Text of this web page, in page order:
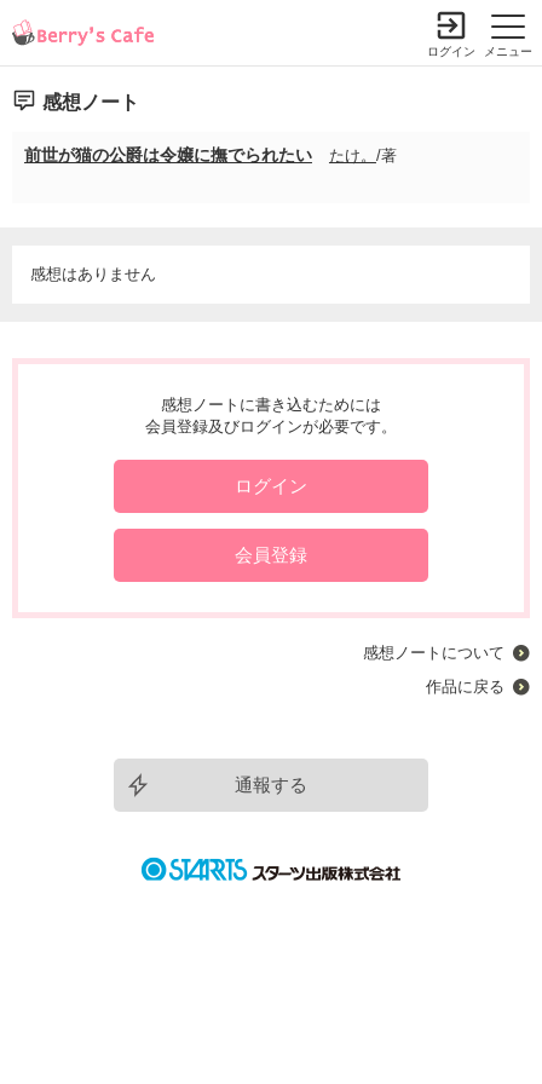
メニュー
ログイン
感想ノート
前世が猫の公爵は令嬢に撫でられたい たけ。 /著
感想はありません
感想ノートに書き込むためには
会員登録及びログインが必要です。
ログイン
会員登録
感想ノートについて
作品に戻る
通報する